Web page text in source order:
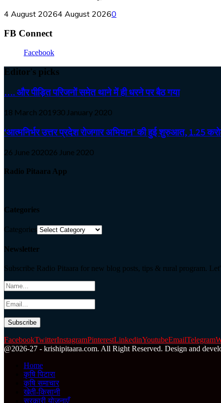
4 August 20264 August 20260
FB Connect
Facebook
Editor's picks
…. और पीड़ित परिजनों समेत थाने में ही धरने पर बैठ गया
18 March 201930 January 2020
‘आत्मनिर्भर उत्तर प्रदेश रोजगार अभियान’ की हुई शुरुआत, 1.25
26 June 202026 June 2020
Radio Pitaara App
Categories
Categories
Newsletter
Subscribe Radio Pitaara for new blog posts, tips & rural program.
FacebookTwitterInstagramPinterestLinkedinYoutubeEmailTelegram
@2026-27 - krishipitaara.com. All Right Reserved. Design and
Home
कृषि पिटारा
कृषि समाचार
खेती-किसानी
सरकारी योजनाएँ